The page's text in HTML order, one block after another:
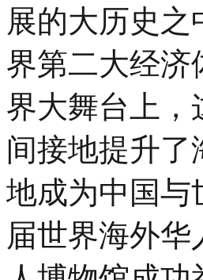
展的大历史
界第二大经济
界大舞台上，
间接地提升了
地成为中国与
届世界海外